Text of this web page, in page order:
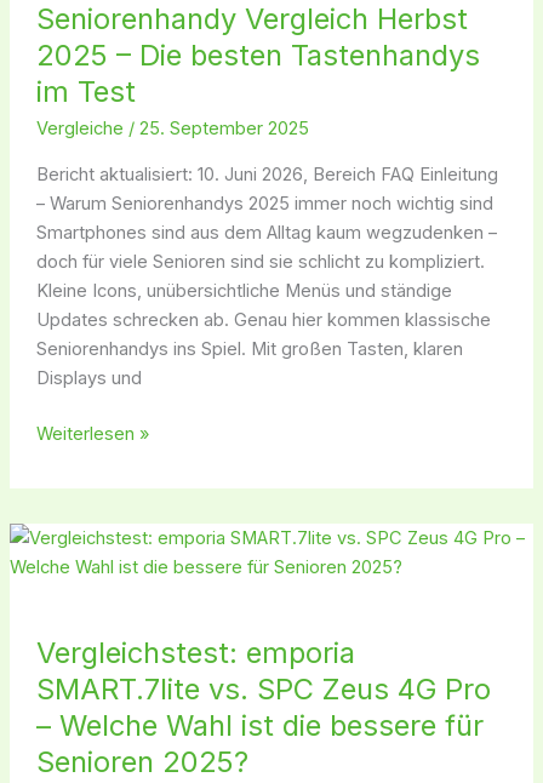
Seniorenhandy Vergleich Herbst
2025 – Die besten Tastenhandys
im Test
Vergleiche / 25. September 2025
Bericht aktualisiert: 10. Juni 2026, Bereich FAQ Einleitung
– Warum Seniorenhandys 2025 immer noch wichtig sind
Smartphones sind aus dem Alltag kaum wegzudenken –
doch für viele Senioren sind sie schlicht zu kompliziert.
Kleine Icons, unübersichtliche Menüs und ständige
Updates schrecken ab. Genau hier kommen klassische
Seniorenhandys ins Spiel. Mit großen Tasten, klaren
Displays und
–
Die
besten
Tastenhandys
im
Test
Weiterlesen »
Vergleichstest: emporia
SMART.7lite vs. SPC Zeus 4G Pro
– Welche Wahl ist die bessere für
Senioren 2025?
Vergleichstest:
emporia
SPC
Zeus
–